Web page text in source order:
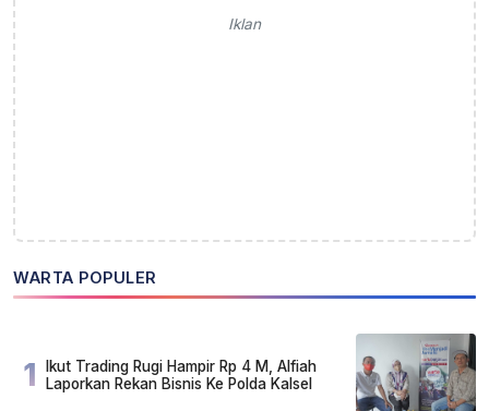
Iklan
WARTA POPULER
1
Ikut Trading Rugi Hampir Rp 4 M, Alfiah
Laporkan Rekan Bisnis Ke Polda Kalsel